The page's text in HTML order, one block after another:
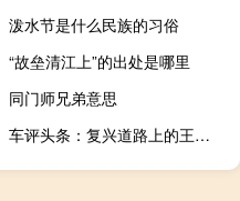
泼水节是什么民族的习俗
“故垒清江上”的出处是哪里
同门师兄弟意思
车评头条：复兴道路上的王牌 东风雷诺科雷傲怎么样